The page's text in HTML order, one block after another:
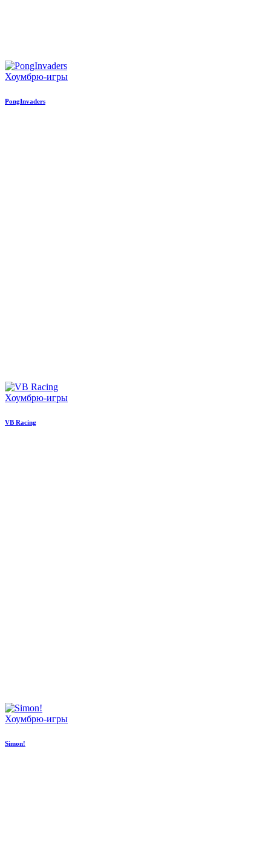
Хоумбрю-игры
PongInvaders
Хоумбрю-игры
VB Racing
Хоумбрю-игры
Simon!